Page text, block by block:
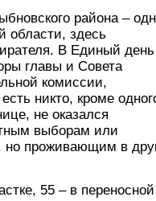
района –
области, здесь
В Единый день
главы и Совета
комиссии,
никто, кроме
не оказался
выборам или
но проживающим в
55 – в переносной